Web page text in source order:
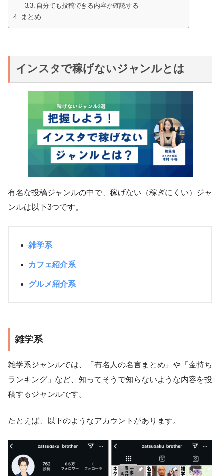
自分でも投稿できる内容か確認する
まとめ
インスタで稼げないジャンルとは
有名な投稿ジャンルの中で、稼げない（稼ぎにくい）ジャ
ンルは以下3つです。
雑学系
カフェ紹介系
グルメ紹介系
雑学系
雑学系ジャンルでは、「有名人の名言まとめ」や「金持ち
ランキング」など、知ってそうで知らないような内容を投
稿するジャンルです。
たとえば、以下のようなアカウントがあります。